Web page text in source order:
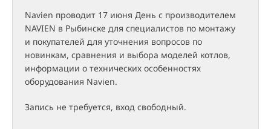
Navien проводит 17 июня День с производителем
NAVIEN в Рыбинске для специалистов по монтажу
и покупателей для уточнения вопросов по
новинкам, сравнения и выбора моделей котлов,
информации о технических особенностях
оборудования Navien.
Запись не требуется, вход свободный.